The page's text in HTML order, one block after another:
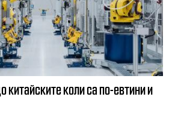
китайските коли са по-евтини и